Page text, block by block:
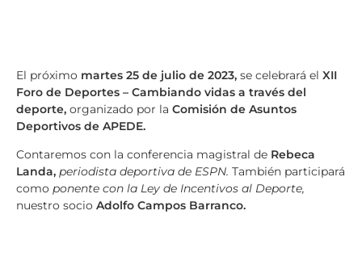
El próximo martes 25 de julio de 2023, se celebrará el XII
Foro de Deportes – Cambiando vidas a través del
deporte, organizado por la Comisión de Asuntos
Deportivos de APEDE.
Contaremos con la conferencia magistral de Rebeca
Landa, periodista deportiva de ESPN. También participará
como ponente con la Ley de Incentivos al Deporte,
nuestro socio Adolfo Campos Barranco.